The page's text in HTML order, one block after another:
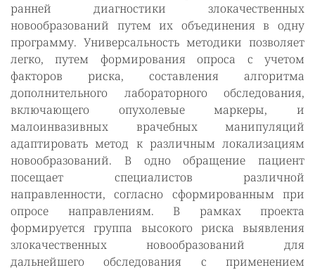
ранней диагностики злокачественных
новообразований путем их объединения в одну
программу. Универсальность методики позволяет
легко, путем формирования опроса с учетом
факторов риска, составления алгоритма
дополнительного лабораторного обследования,
включающего опухолевые маркеры, и
малоинвазивных врачебных манипуляций
адаптировать метод к различным локализациям
новообразований. В одно обращение пациент
посещает специалистов различной
направленности, согласно сформированным при
опросе направлениям. В рамках проекта
формируется группа высокого риска выявления
злокачественных новообразований для
дальнейшего обследования с применением